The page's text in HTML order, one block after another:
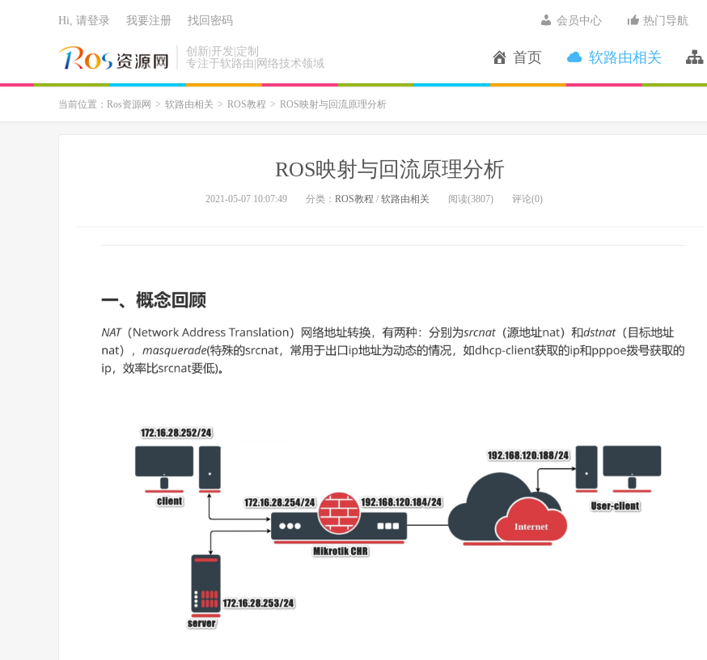
创新|开发|定制
专注于软路由|网络技术领域
首页 软路由相关
会员中心 热门导航
Hi, 请登录 我要注册 找回密码
当前位置： Ros资源网 > 软路由相关 > ROS教程 > ROS映射与回流原理分析
ROS映射与回流原理分析
2021-05-07 10:07:49 分类： ROS教程 / 软路由相关 阅读(3807) 评论(0)